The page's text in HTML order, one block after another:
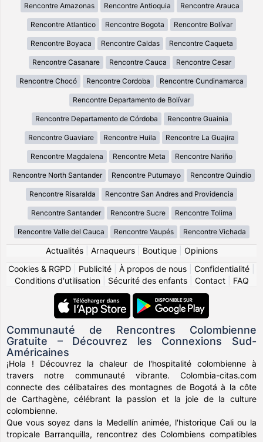
Rencontre Amazonas Rencontre Antioquia Rencontre Arauca
Rencontre Atlantico Rencontre Bogota Rencontre Bolívar
Rencontre Boyaca Rencontre Caldas Rencontre Caqueta
Rencontre Casanare Rencontre Cauca Rencontre Cesar
Rencontre Chocó Rencontre Cordoba Rencontre Cundinamarca
Rencontre Departamento de Bolívar
Rencontre Departamento de Córdoba Rencontre Guainia
Rencontre Guaviare Rencontre Huila Rencontre La Guajira
Rencontre Magdalena Rencontre Meta Rencontre Nariño
Rencontre North Santander Rencontre Putumayo Rencontre Quindio
Rencontre Risaralda Rencontre San Andres and Providencia
Rencontre Santander Rencontre Sucre Rencontre Tolima
Rencontre Valle del Cauca Rencontre Vaupés Rencontre Vichada
Actualités| Arnaqueurs| Boutique| Opinions
Cookies & RGPD
Publicité À propos de nous Confidentialité
Conditions d'utilisation| Sécurité des enfants| Contact| FAQ
Communauté de Rencontres Colombienne
Gratuite – Découvrez les Connexions Sud-
Américaines
¡Hola ! Découvrez la chaleur de l'hospitalité colombienne à
travers notre communauté vibrante. Colombia-citas.com
connecte des célibataires des montagnes de Bogotá à la côte
de Carthagène, célébrant la passion et la joie de la culture
colombienne.
Que vous soyez dans la Medellín animée, l'historique Cali ou la
tropicale Barranquilla, rencontrez des Colombiens compatibles